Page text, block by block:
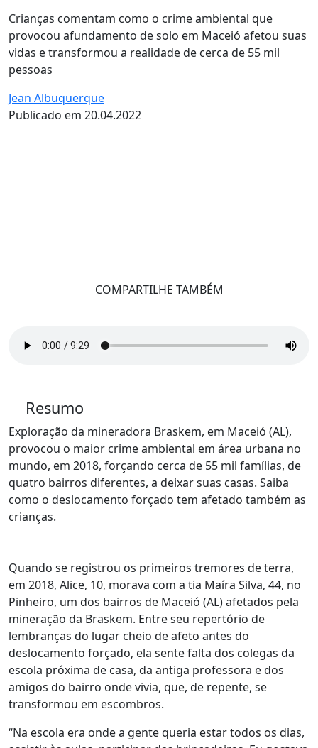
Crianças comentam como o crime ambiental que
provocou afundamento de solo em Maceió afetou suas
vidas e transformou a realidade de cerca de 55 mil
pessoas
Jean Albuquerque
Publicado em 20.04.2022
COMPARTILHE TAMBÉM
Resumo
Exploração da mineradora Braskem, em Maceió (AL),
provocou o maior crime ambiental em área urbana no
mundo, em 2018, forçando cerca de 55 mil famílias, de
quatro bairros diferentes, a deixar suas casas. Saiba
como o deslocamento forçado tem afetado também as
crianças.
Quando se registrou os primeiros tremores de terra,
em 2018, Alice, 10, morava com a tia Maíra Silva, 44, no
Pinheiro, um dos bairros de Maceió (AL) afetados pela
mineração da Braskem. Entre seu repertório de
lembranças do lugar cheio de afeto antes do
deslocamento forçado, ela sente falta dos colegas da
escola próxima de casa, da antiga professora e dos
amigos do bairro onde vivia, que, de repente, se
transformou em escombros.
“Na escola era onde a gente queria estar todos os dias,